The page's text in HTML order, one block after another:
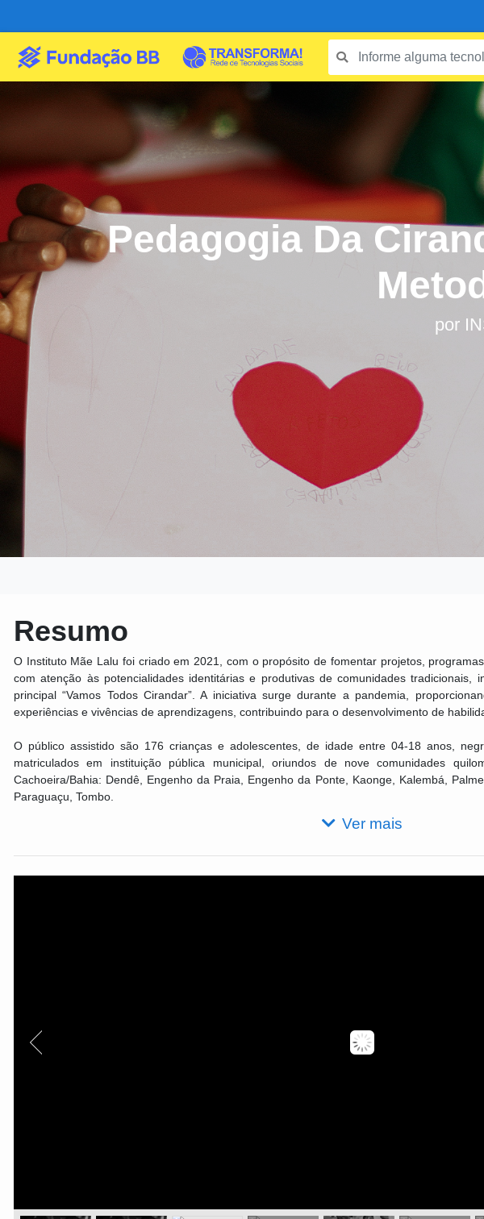
Pedagogia Da
por
Resumo
O Instituto Mãe Lalu foi criado em 2021, com o propósito de fomentar projetos,
com atenção às potencialidades identitárias e produtivas de comunidades tradicionais,
principal “Vamos Todos Cirandar”. A iniciativa surge durante a pandemia,
experiências e vivências de aprendizagens, contribuindo para o desenvolvimento de
O público assistido são 176 crianças e adolescentes, de idade entre 04-18 anos,
matriculados em instituição pública municipal, oriundos de nove comunidades
Cachoeira/Bahia: Dendê, Engenho da Praia, Engenho da Ponte, Kaonge, Kalembá,
Paraguaçu, Tombo.
Ver mais